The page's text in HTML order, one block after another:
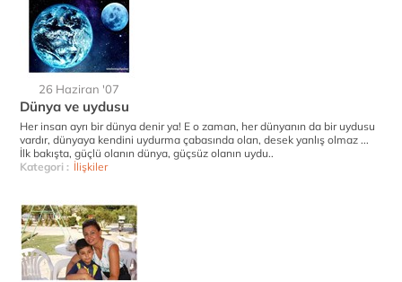
26 Haziran '07
Dünya ve uydusu
Her insan ayrı bir dünya denir ya! E o zaman, her dünyanın da bir uydusu
vardır, dünyaya kendini uydurma çabasında olan, desek yanlış olmaz ...
İlk bakışta, güçlü olanın dünya, güçsüz olanın uydu..
Kategori : İlişkiler